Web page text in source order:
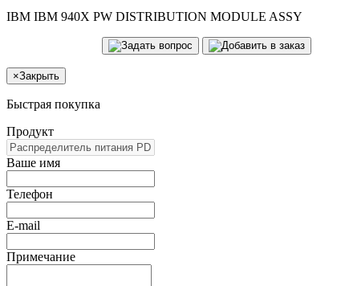
IBM IBM 940X PW DISTRIBUTION MODULE ASSY
×Закрыть
Быстрая покупка
Продукт
Ваше имя
Телефон
E-mail
Примечание